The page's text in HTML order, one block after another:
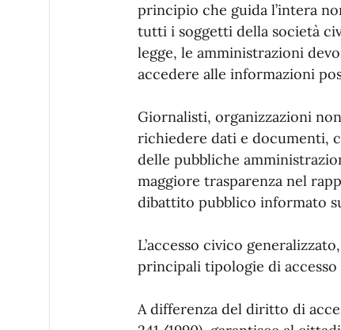
principio che guida l’intera
tutti i soggetti della società
legge, le amministrazioni
accedere alle informazioni
Giornalisti, organizzazioni
richiedere dati e documenti,
delle pubbliche
maggiore trasparenza nel
dibattito pubblico informato
L’accesso civico
principali tipologie di accesso
A differenza del diritto di